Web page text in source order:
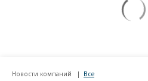
Новости компаний Все